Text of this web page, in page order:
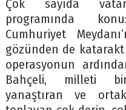
Çok sayıda
programında
Cumhuriyet
gözünden de
operasyonun
Bahçeli, milleti
yanaştıran ve